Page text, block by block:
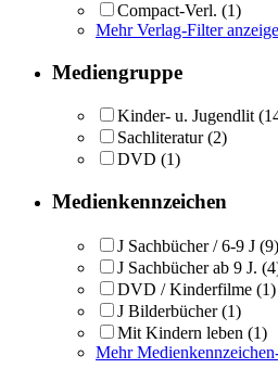
Compact-Verl. (1)
Mehr Verlag-Filter
Mediengruppe
Kinder- u. Jugendlit
Sachliteratur (2)
DVD (1)
Medienkennzeichen
J Sachbücher / 6-9 J (9)
J Sachbücher ab 9 J.
DVD / Kinderfilme (1)
J Bilderbücher (1)
Mit Kindern leben (1)
Mehr